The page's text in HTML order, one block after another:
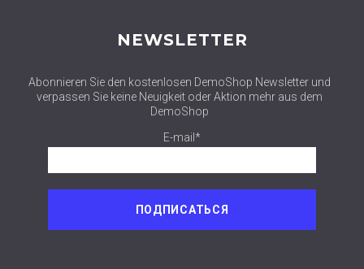
NEWSLETTER
Abonnieren Sie den kostenlosen DemoShop Newsletter und
verpassen Sie keine Neuigkeit oder Aktion mehr aus dem
DemoShop
E-mail*